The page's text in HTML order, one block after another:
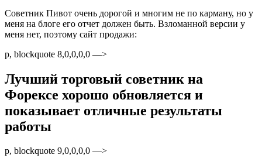
Советник Пивот очень дорогой и многим не по карману, но у
меня на блоге его отчет должен быть. Взломанной версии у
меня нет, поэтому сайт продажи:
p, blockquote 8,0,0,0,0 —>
Лучший торговый советник на
Форексе хорошо обновляется и
показывает отличные результаты
работы
p, blockquote 9,0,0,0,0 —>